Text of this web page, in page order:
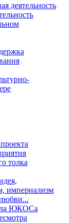
деятельность
толка
империализм
ЮКОСа